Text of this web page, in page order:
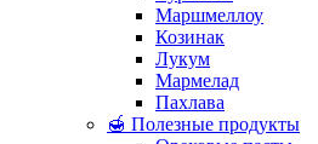
Маршмеллоу
Козинак
Лукум
Мармелад
Пахлава
🍯 Полезные продукты